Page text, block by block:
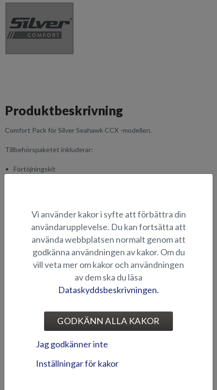
Produktbeskrivning
Comfort Pack för Silver Seahawk CCX -modellen.
Tillbehörspaketet inkluderar:
Förtöjningskit
LÄMPLIGHET
BILDGALLERI
TILLBEHÖRSPAKET
Vi använder kakor i syfte att förbättra din
användarupplevelse. Du kan fortsätta att
använda webbplatsen normalt genom att
godkänna användningen av kakor. Om du
vill veta mer om kakor och användningen
av dem ska du läsa
Dataskyddsbeskrivningen.
GODKÄNN ALLA KAKOR
Jag godkänner inte
Inställningar för kakor